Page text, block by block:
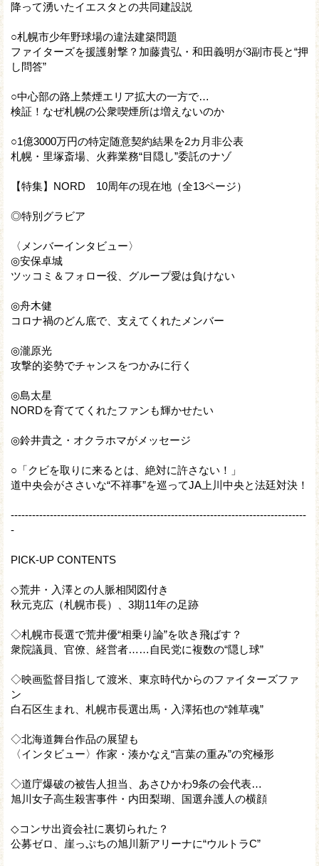
降って湧いたイエスタとの共同建設説
○札幌市少年野球場の違法建築問題
ファイターズを援護射撃？加藤貴弘・和田義明が3副市長と“押
し問答”
○中心部の路上禁煙エリア拡大の一方で…
検証！なぜ札幌の公衆喫煙所は増えないのか
○1億3000万円の特定随意契約結果を2カ月非公表
札幌・里塚斎場、火葬業務“目隠し”委託のナゾ
【特集】NORD 10周年の現在地（全13ページ）
◎特別グラビア
〈メンバーインタビュー〉
◎安保卓城
ツッコミ＆フォロー役、グループ愛は負けない
◎舟木健
コロナ禍のどん底で、支えてくれたメンバー
◎瀧原光
攻撃的姿勢でチャンスをつかみに行く
◎島太星
NORDを育ててくれたファンも輝かせたい
◎鈴井貴之・オクラホマがメッセージ
○「クビを取りに来るとは、絶対に許さない！」
道中央会がささいな“不祥事”を巡ってJA上川中央と法廷対決！
-----------------------------------------------------------------------------------
-
PICK-UP CONTENTS
◇荒井・入澤との人脈相関図付き
秋元克広（札幌市長）、3期11年の足跡
◇札幌市長選で荒井優“相乗り論”を吹き飛ばす？
衆院議員、官僚、経営者……自民党に複数の“隠し球”
◇映画監督目指して渡米、東京時代からのファイターズファ
ン
白石区生まれ、札幌市長選出馬・入澤拓也の“雑草魂”
◇北海道舞台作品の展望も
〈インタビュー〉作家・湊かなえ“言葉の重み”の究極形
◇道庁爆破の被告人担当、あさひかわ9条の会代表…
旭川女子高生殺害事件・内田梨瑚、国選弁護人の横顔
◇コンサ出資会社に裏切られた？
公募ゼロ、崖っぷちの旭川新アリーナに“ウルトラC”